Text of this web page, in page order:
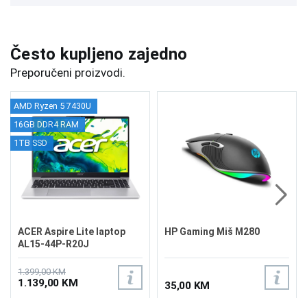
Često kupljeno zajedno
Preporučeni proizvodi.
AMD Ryzen 5 7430U
16GB DDR4 RAM
1TB SSD
ACER Aspire Lite laptop
AL15-44P-R20J
1.399,00 KM
1.139,00 KM
HP Gaming Miš M280
35,00 KM